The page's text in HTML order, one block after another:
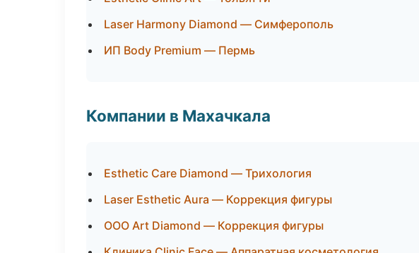
Laser Harmony Diamond — Симферополь
ИП Body Premium — Пермь
Компании в Махачкала
Esthetic Care Diamond — Трихология
Laser Esthetic Aura — Коррекция фигуры
ООО Art Diamond — Коррекция фигуры